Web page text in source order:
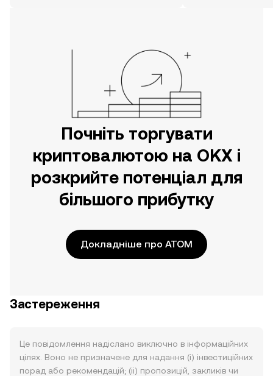
Почніть торгувати
криптовалютою на OKX і
розкрийте потенціал для
більшого прибутку
Докладніше про ATOM
Застереження
Це повідомлення надіслано виключно в інформаційних
цілях. Воно не призначене для надання (i) інвестиційних
порад або рекомендацій; (ii) пропозицій, закликів чи